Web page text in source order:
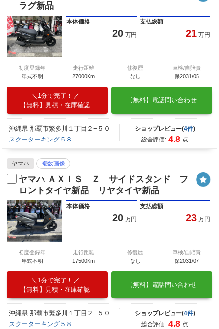
ラグ新品
本体価格
20 万円
支払総額
21 万円
初度登録年
年式不明
走行距離
27000Km
修復歴
なし
車検/自賠責
保2031/05
1分で完了！
【無料】見積・在庫確認
【無料】電話問い合わせ
沖縄県 那覇市繁多川１丁目２−５０
スクーターキング５８
ショップレビュー(4件)
総合評価: 4.8 点
ヤマハ 複数画像
ヤマハ ＡＸＩＳ Ｚ サイドスタンド フ
ロントタイヤ新品 リヤタイヤ新品
本体価格
20 万円
支払総額
23 万円
初度登録年
年式不明
走行距離
17500Km
修復歴
なし
車検/自賠責
保2031/07
1分で完了！
【無料】見積・在庫確認
【無料】電話問い合わせ
沖縄県 那覇市繁多川１丁目２−５０
スクーターキング５８
ショップレビュー(4件)
総合評価: 4.8 点